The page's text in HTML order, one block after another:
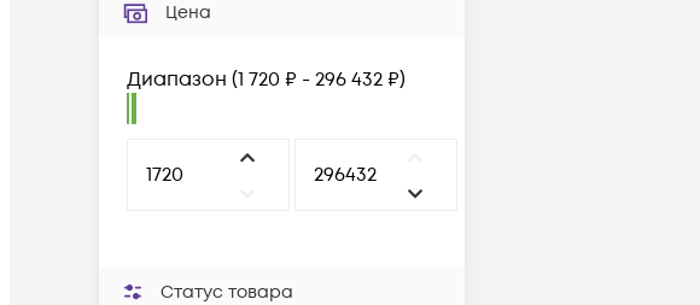
Цена
Диапазон (1 720 ₽ - 296 432 ₽)
Статус товара